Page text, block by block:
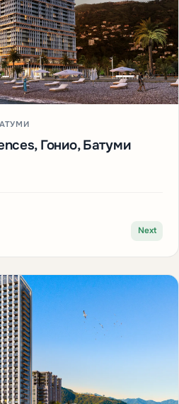
Гонио, Батуми
Next